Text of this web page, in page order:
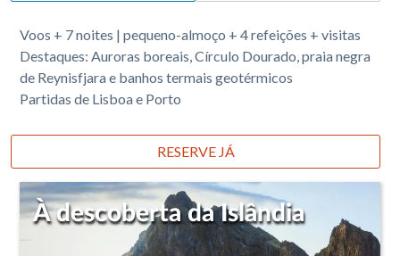
Voos + 7 noites | pequeno-almoço + 4 refeições + visitas
Destaques: Auroras boreais, Círculo Dourado, praia negra
de Reynisfjara e banhos termais geotérmicos
Partidas de Lisboa e Porto
RESERVE JÁ
À descoberta da Islândia